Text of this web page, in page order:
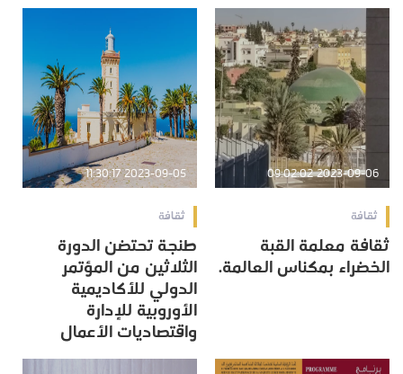
2023-09-06 09:02:02
ثقافة
ثقافة معلمة القبة
الخضراء بمكناس العالمة.
2023-09-05 11:30:17
ثقافة
طنجة تحتضن الدورة
الثلاثين من المؤتمر
الدولي للأكاديمية
الأوروبية للإدارة
واقتصاديات الأعمال